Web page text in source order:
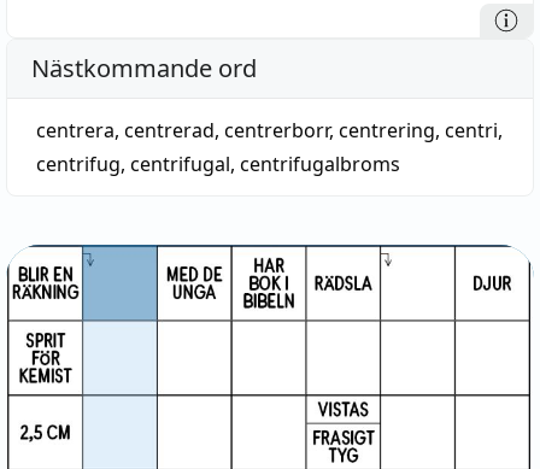
Nästkommande ord
centrera, centrerad, centrerborr, centrering, centri,
centrifug, centrifugal, centrifugalbroms